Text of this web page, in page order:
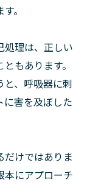
。
処理は、正しい
もあります。
、呼吸器に刺
害を及ぼした
だけではありま
本にアプローチ